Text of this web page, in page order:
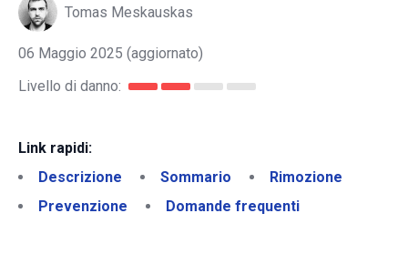
Tomas Meskauskas
06 Maggio 2025 (aggiornato)
Livello di danno:
Link rapidi:
Descrizione
Sommario
Rimozione
Prevenzione
Domande frequenti